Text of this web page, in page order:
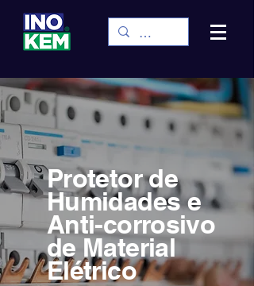
Protetor de
Humidades e
Anti-corrosivo
de Material
Elétrico